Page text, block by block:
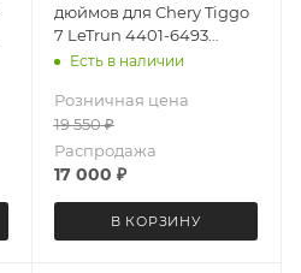
дюймов для Chery Tiggo
7 LeTrun 4401-6493
Android 12 UIS8581А
Есть в наличии
Розничная цена
19 550₽
Распродажа
17 000 ₽
В КОРЗИНУ